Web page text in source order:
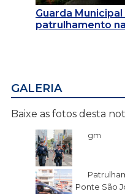
Guarda
patrulhamento
GALERIA
Baixe as fotos desta
gm
Ponte São